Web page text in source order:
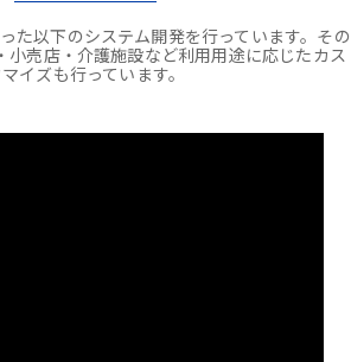
た以下のシステム開発を行っています。その
小売店・介護施設など利用用途に応じたカス
イズも行っています。